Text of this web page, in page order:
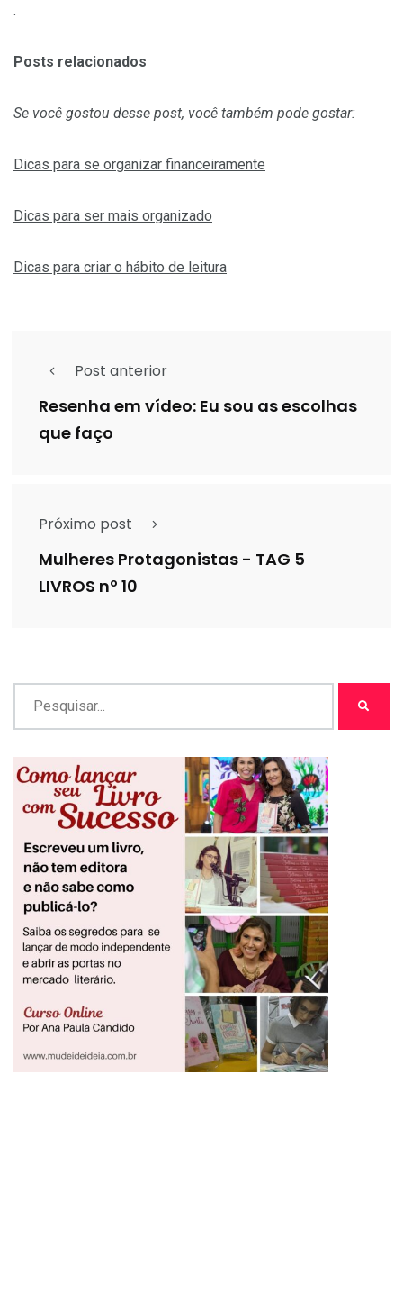
.
Posts relacionados
Se você gostou desse post, você também pode gostar:
Dicas para se organizar financeiramente
Dicas para ser mais organizado
Dicas para criar o hábito de leitura
Post anterior
Resenha em vídeo: Eu sou as escolhas
que faço
Próximo post
Mulheres Protagonistas - TAG 5
LIVROS nº 10